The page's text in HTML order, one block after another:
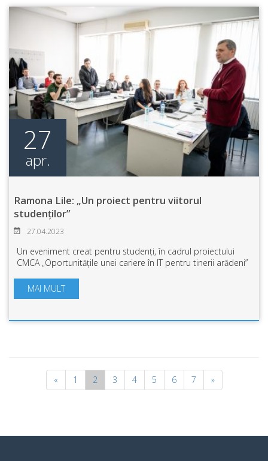
27
apr.
Ramona Lile: „Un proiect pentru viitorul
studenților”
27.04.2023
Un eveniment creat pentru studenți, în cadrul proiectului
CMCA „Oportunitățile unei cariere în IT pentru tinerii arădeni”
de întâlniri ...
MAI MULT
« 1 2 3 4 5 6 7 »